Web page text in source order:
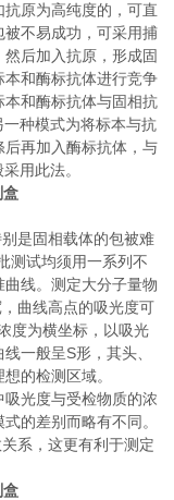
原为高纯度的，可直
不易成功，可采用捕
后加入抗原，形成固
和酶标抗体进行竞争
和酶标抗体与固相抗
种模式为将标本与抗
再加入酶标抗体，与
用此法。
盒
是固相载体的包被难
测试均须用一系列不
线。测定大分子量物
曲线高点的吸光度可
度为横坐标，以吸光
一般呈S形，其头、
的检测区域。
光度与受检物质的浓
的差别而略有不同。
系，这更有利于测定
盒